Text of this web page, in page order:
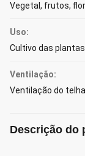
Vegetal, frutos,
Uso:
Cultivo das plantas
Ventilação:
Ventilação do
Descrição do